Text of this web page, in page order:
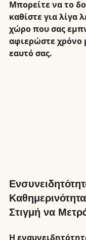
Μπορείτε να το
καθίστε για λίγα
χώρο που σας
αφιερώστε χρόνο
εαυτό σας.
Στιγμή να
Η